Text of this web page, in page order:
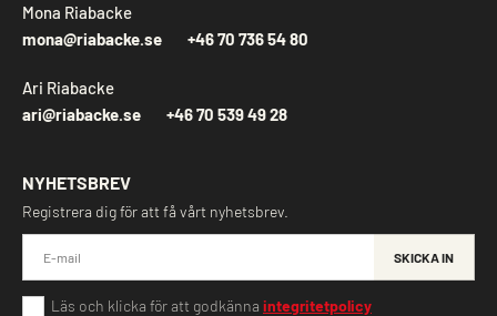
Mona Riabacke
mona@riabacke.se
+46 70 736 54 80
Ari Riabacke
ari@riabacke.se
+46 70 539 49 28
NYHETSBREV
Registrera dig för att få vårt nyhetsbrev.
Läs och klicka för att godkänna integritetpolicy
SKICKA IN